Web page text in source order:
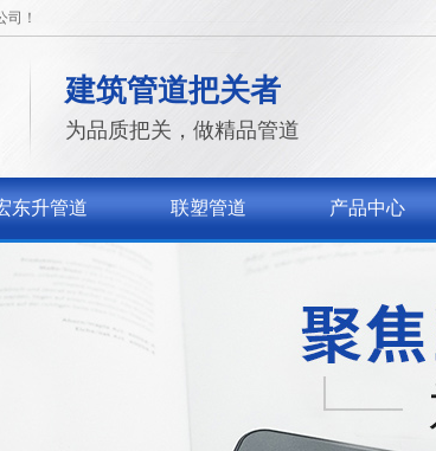
司！
建筑管道把关者
为品质把关，做精品管道
东升管道 联塑管道 产品中心